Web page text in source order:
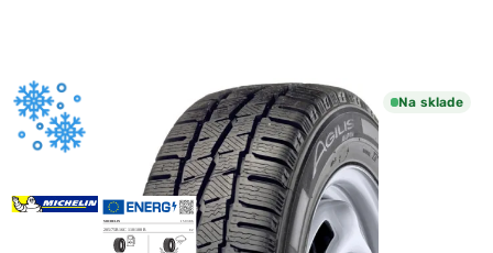
Na sklade